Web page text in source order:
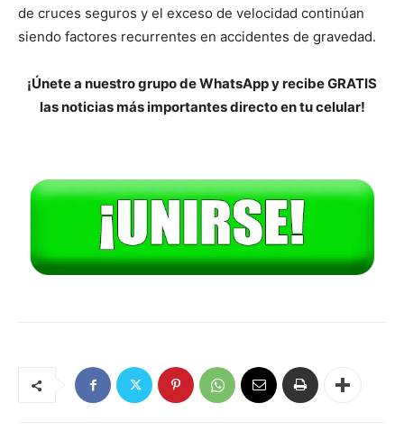
de cruces seguros y el exceso de velocidad continúan
siendo factores recurrentes en accidentes de gravedad.
¡Únete a nuestro grupo de WhatsApp y recibe GRATIS
las noticias más importantes directo en tu celular!